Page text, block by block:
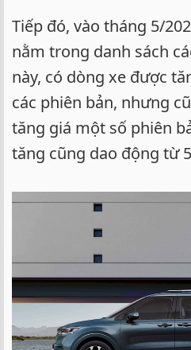
Tiếp đó, vào tháng 5/
nằm trong danh sách
này, có dòng xe được
các phiên bản, nhưng
tăng giá một số phiên
tăng cũng dao động từ